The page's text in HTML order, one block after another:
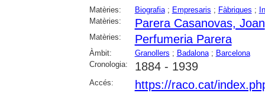
Matèries: Biografia; Empresaris ; Fàbriques ;
Matèries:
Parera Casanovas, Joan
Matèries: Perfumeria Parera
Àmbit: Granollers ; Badalona; Barcelona
Cronologia:
1884 - 1939
Accés: https://raco.cat/